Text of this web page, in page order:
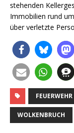
stehenden
Immobilien rund
über verletzte
FEUERWEHR
WOLKENBRUCH